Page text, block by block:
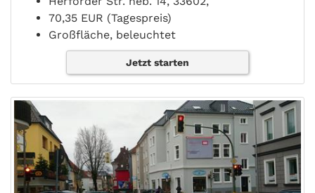
70,35 EUR (Tagespreis)
Großfläche, beleuchtet
Jetzt starten